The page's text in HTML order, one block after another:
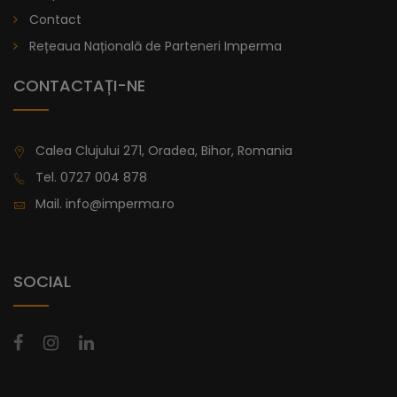
De la 996,47
Contact
Rețeaua Națională de Parteneri Imperma
CONTACTAȚI-NE
Calea Clujului 271, Oradea, Bihor, Romania
Tel. 0727 004 878
Mail. info@imperma.ro
SOCIAL